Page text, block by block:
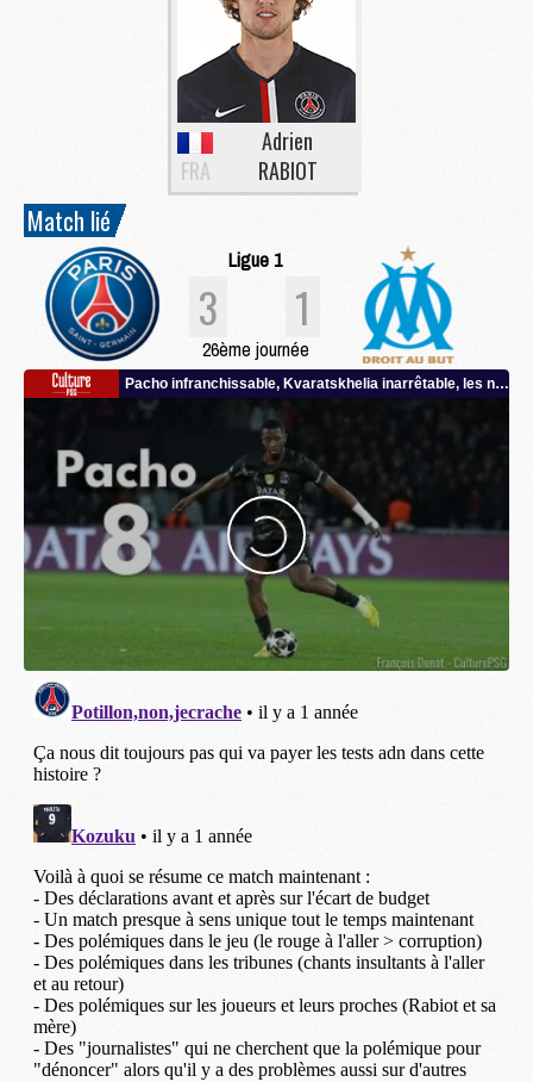
FRA
Adrien
RABIOT
Match lié
Ligue 1
3 1
26ème journée